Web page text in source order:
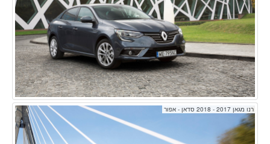
רנו מגאן 2017 - 2018 סדאן - אפור